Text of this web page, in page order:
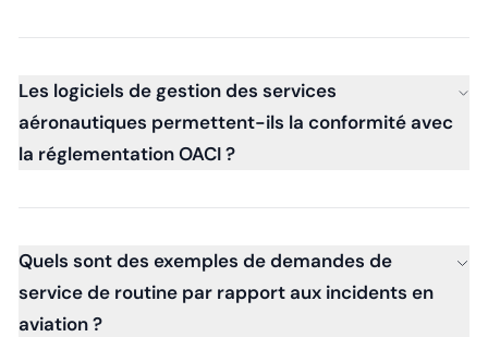
Les logiciels de gestion des services
aéronautiques permettent-ils la conformité avec
la réglementation OACI ?
Quels sont des exemples de demandes de
service de routine par rapport aux incidents en
aviation ?